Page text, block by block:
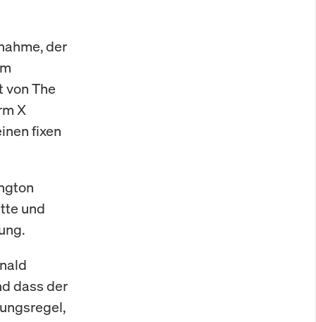
der
von The
X
fixen
und
dass der